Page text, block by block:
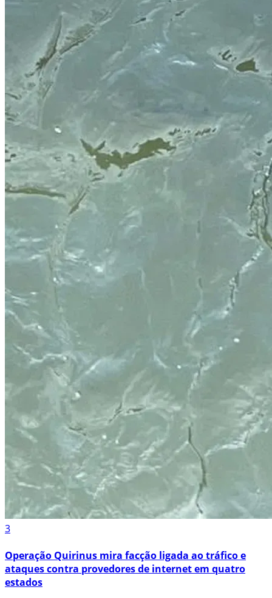
3
Operação Quirinus mira facção ligada ao tráfico e
ataques contra provedores de internet em quatro
estados